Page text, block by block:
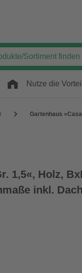
Nutze die
Gartenhaus
1,5«, Holz,
inkl.